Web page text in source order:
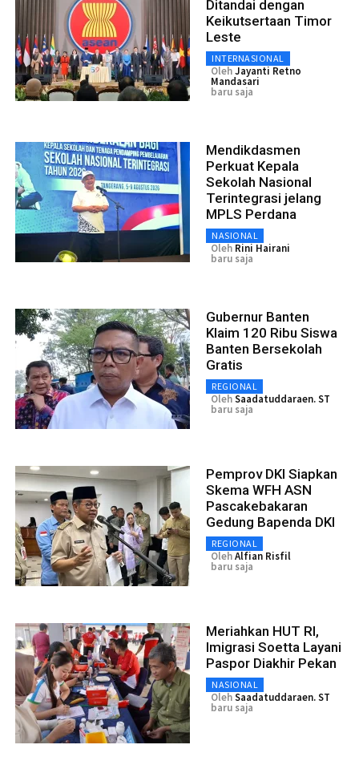
Ditandai dengan
Keikutsertaan Timor
Leste
INTERNASIONAL
OlehJayanti Retno
Mandasari
baru saja
Mendikdasmen
Perkuat Kepala
Sekolah Nasional
Terintegrasi jelang
MPLS Perdana
NASIONAL
Oleh Rini Hairani
baru saja
Gubernur Banten
Klaim 120 Ribu Siswa
Banten Bersekolah
Gratis
REGIONAL
OlehSaadatuddaraen. ST
baru saja
Pemprov DKI Siapkan
Skema WFH ASN
Pascakebakaran
Gedung Bapenda DKI
REGIONAL
OlehAlfian Risfil
baru saja
Meriahkan HUT RI,
Imigrasi Soetta Layani
Paspor Diakhir Pekan
NASIONAL
OlehSaadatuddaraen. ST
baru saja